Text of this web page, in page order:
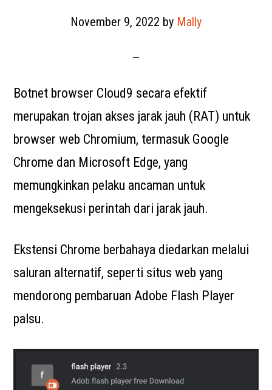
November 9, 2022 by Mally
Botnet browser Cloud9 secara efektif
merupakan trojan akses jarak jauh (RAT) untuk
browser web Chromium, termasuk Google
Chrome dan Microsoft Edge, yang
memungkinkan pelaku ancaman untuk
mengeksekusi perintah dari jarak jauh.
Ekstensi Chrome berbahaya diedarkan melalui
saluran alternatif, seperti situs web yang
mendorong pembaruan Adobe Flash Player
palsu.